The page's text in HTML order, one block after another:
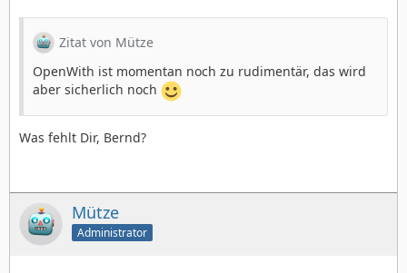
Zitat von Mütze
OpenWith ist momentan noch zu rudimentär, das wird
aber sicherlich noch
Was fehlt Dir, Bernd?
Mütze
Administrator